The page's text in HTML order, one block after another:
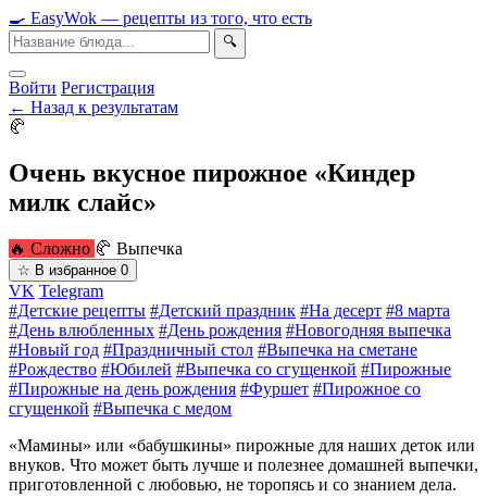
🍳 EasyWok — рецепты из того, что есть
🔍
Войти Регистрация
← Назад к результатам
🥐
Очень вкусное пирожное «Киндер
милк слайс»
🔥 Сложно 🥐 Выпечка
☆ В избранное 0
VK Telegram
#Детские рецепты #Детский праздник #На десерт #8 марта
#День влюбленных #День рождения #Новогодняя выпечка
#Новый год #Праздничный стол #Выпечка на сметане
#Рождество #Юбилей #Выпечка со сгущенкой #Пирожные
#Пирожные на день рождения #Фуршет #Пирожное со
сгущенкой #Выпечка с медом
«Мамины» или «бабушкины» пирожные для наших деток или
внуков. Что может быть лучше и полезнее домашней выпечки,
приготовленной с любовью, не торопясь и со знанием дела.